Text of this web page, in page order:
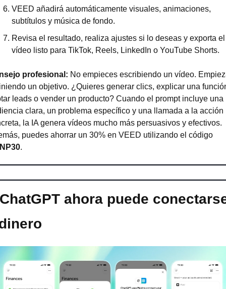
VEED añadirá automáticamente visuales, animaciones,
subtítulos y música de fondo.
Revisa el resultado, realiza ajustes si lo deseas y exporta el
vídeo listo para TikTok, Reels, LinkedIn o YouTube Shorts.
profesional: No empieces escribiendo un vídeo.
un objetivo. ¿Quieres generar clics, explicar una
leads o vender un producto? Cuando el prompt incluye una
clara, un problema específico y una llamada a la acción
la IA genera vídeos mucho más persuasivos y efectivos.
.
ahora puede